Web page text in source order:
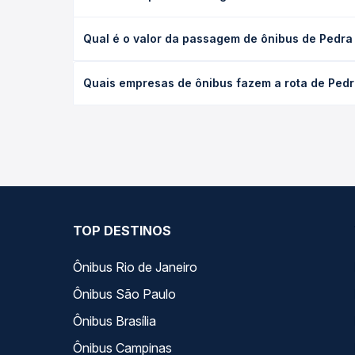
as condições de tráfego. Na Quero Passagem
Qual é o valor da passagem de ônibus de
a antecedência da compra. Na Quero Passagem
Quais empresas de ônibus fazem a rota de
TOP DESTINOS
Ônibus Rio de Janeiro
Ônibus São Paulo
Ônibus Brasília
Ônibus Campinas